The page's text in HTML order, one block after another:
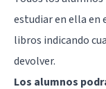
estudiar en ella
libros indicando
devolver.
Los alumnos